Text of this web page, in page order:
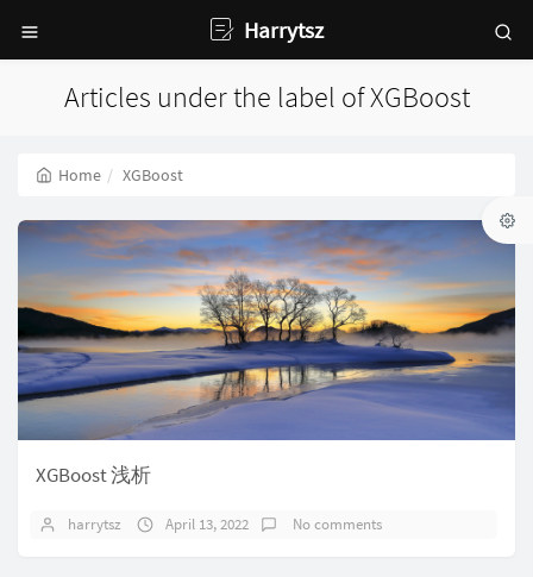
Harrytsz
Articles under the label of XGBoost
Home XGBoost
XGBoost 浅析
harrytsz April 13, 2022 No comments